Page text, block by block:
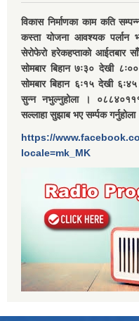
विकास निर्माणका काम कति
कस्ता योजना आवश्यक पर्लान
सेरोफेरो हरेकहप्ताको आईतबार
सोमबार बिहान ७ः३० देखी
सोमबार बिहान ६ः१५ देखी
सुन्न नभुल्नुहोला ।
सल्लाहा सुझाब भए सर्म्पक गर्नुहोला
https://
locale=mk_MK